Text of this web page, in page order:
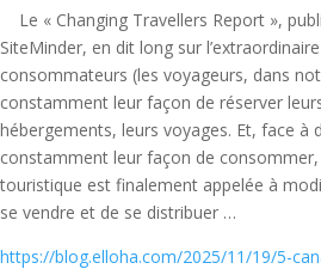
Le « Changing Travellers Report »,
SiteMinder, en dit long sur
consommateurs (les voyageurs, dans
constamment leur façon de réserver
hébergements, leurs voyages. Et, face à
constamment leur façon de
touristique est finalement appelée à
se vendre et de se distribuer …
https://blog.elloha.com/2025/11/19/5-